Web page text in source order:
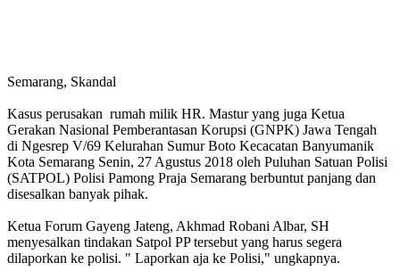
Semarang, Skandal
Kasus perusakan rumah milik HR. Mastur yang juga Ketua
Gerakan Nasional Pemberantasan Korupsi (GNPK) Jawa Tengah
di Ngesrep V/69 Kelurahan Sumur Boto Kecacatan Banyumanik
Kota Semarang Senin, 27 Agustus 2018 oleh Puluhan Satuan Polisi
(SATPOL) Polisi Pamong Praja Semarang berbuntut panjang dan
disesalkan banyak pihak.
Ketua Forum Gayeng Jateng, Akhmad Robani Albar, SH
menyesalkan tindakan Satpol PP tersebut yang harus segera
dilaporkan ke polisi. " Laporkan aja ke Polisi," ungkapnya.